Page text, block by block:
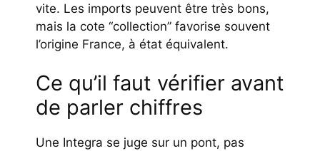
vite. Les imports peuvent être très bons,
mais la cote “collection” favorise souvent
l’origine France, à état équivalent.
Ce qu’il faut vérifier avant
de parler chiffres
Une Integra se juge sur un pont, pas